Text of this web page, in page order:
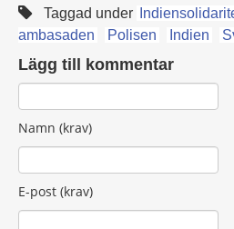
Taggad under
ambasaden
Polisen Indien
Lägg till kommentar
Namn (krav)
E-post (krav)